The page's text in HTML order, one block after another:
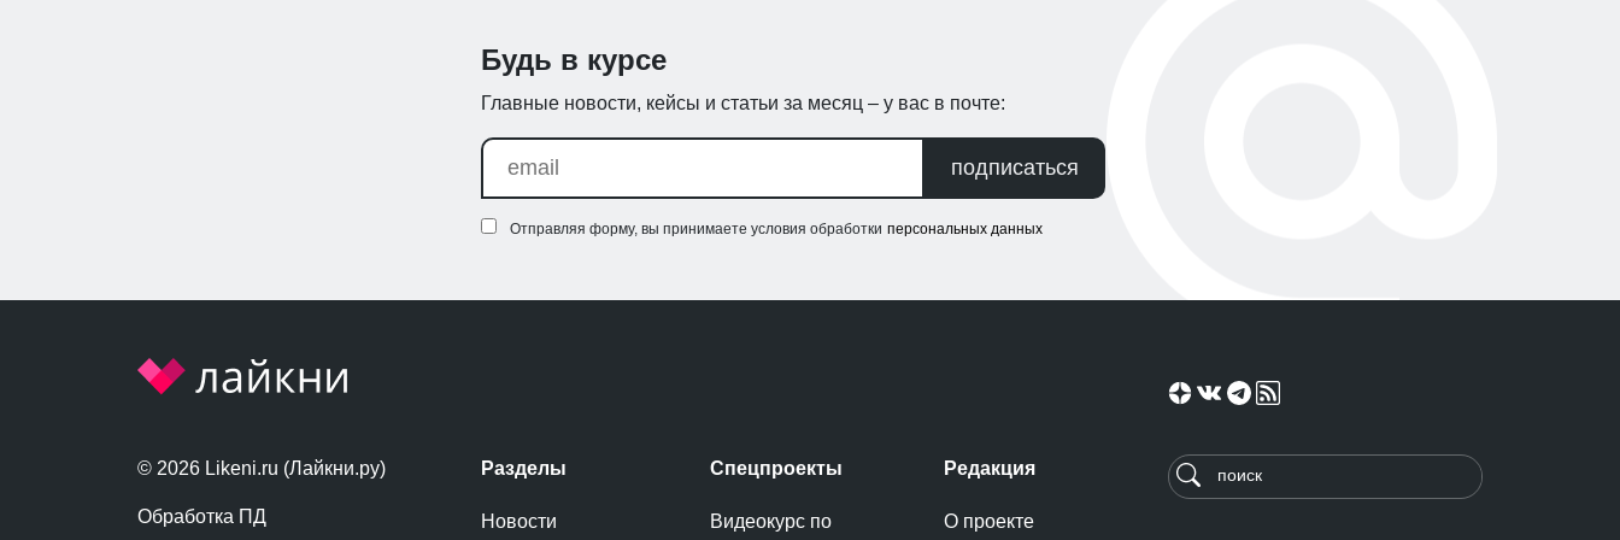
Будь в курсе
Главные новости, кейсы и статьи за месяц – у вас в почте:
подписаться
Отправляя форму, вы принимаете условия обработки персональных данных
© 2026 Likeni.ru (Лайкни.ру)
Обработка ПД
Разделы
Новости
Спецпроекты
Видеокурс по
Редакция
О проекте